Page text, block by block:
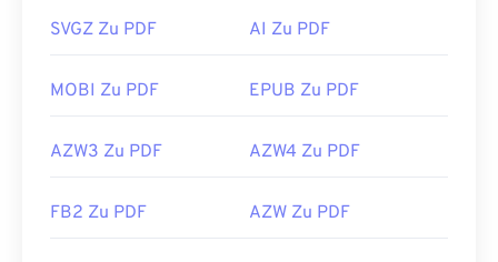
SVGZ Zu PDF AI Zu PDF
MOBI Zu PDF EPUB Zu PDF
AZW3 Zu PDF AZW4 Zu PDF
FB2 Zu PDF AZW Zu PDF